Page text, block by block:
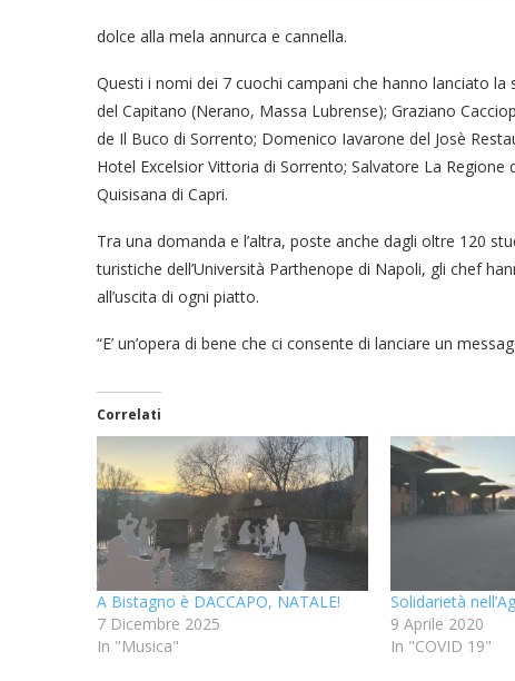
dolce alla mela annurca e cannella.
Questi i nomi dei 7 cuochi campani che hanno lanciato
del Capitano (Nerano, Massa Lubrense); Graziano
de Il Buco di Sorrento; Domenico Iavarone del Josè
Hotel Excelsior Vittoria di Sorrento; Salvatore La
Quisisana di Capri.
Tra una domanda e l’altra, poste anche dagli oltre 120
turistiche dell’Università Parthenope di Napoli, gli chef
all’uscita di ogni piatto.
“E’ un’opera di bene che ci consente di lanciare un
Correlati
A Bistagno è DACCAPO, NATALE!
7 Dicembre 2025
In "Musica"
Solidarietà
9 Aprile 2020
In "COVID 19"